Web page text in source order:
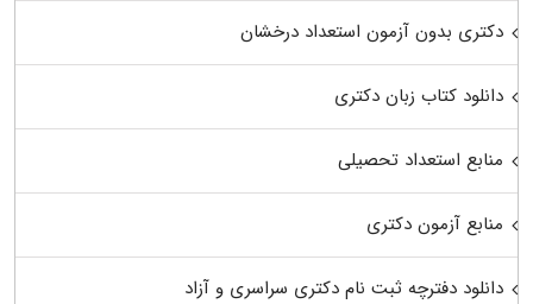
دکتری بدون آزمون استعداد درخشان
دانلود کتاب زبان دکتری
منابع استعداد تحصیلی
منابع آزمون دکتری
دانلود دفترچه ثبت نام دکتری سراسری و آزاد